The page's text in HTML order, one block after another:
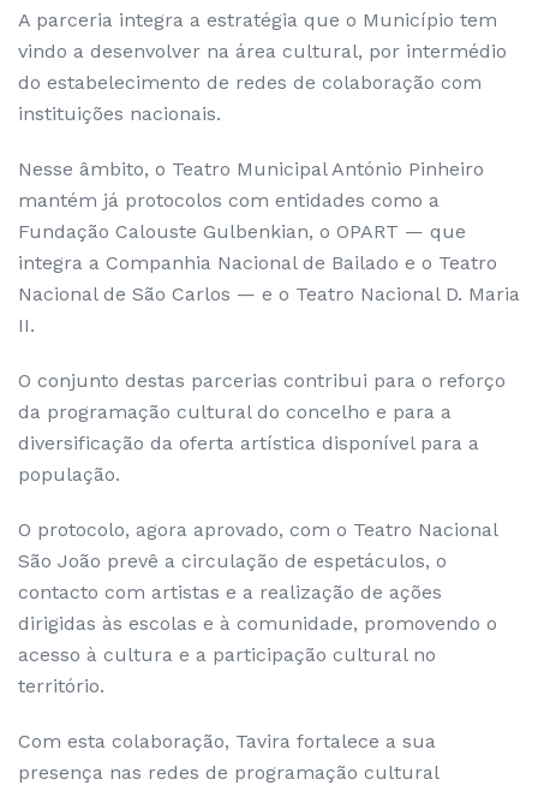
A parceria integra a estratégia que o Município tem
vindo a desenvolver na área cultural, por intermédio
do estabelecimento de redes de colaboração com
instituições nacionais.
Nesse âmbito, o Teatro Municipal António Pinheiro
mantém já protocolos com entidades como a
Fundação Calouste Gulbenkian, o OPART — que
integra a Companhia Nacional de Bailado e o Teatro
Nacional de São Carlos — e o Teatro Nacional D. Maria
II.
O conjunto destas parcerias contribui para o reforço
da programação cultural do concelho e para a
diversificação da oferta artística disponível para a
população.
O protocolo, agora aprovado, com o Teatro Nacional
São João prevê a circulação de espetáculos, o
contacto com artistas e a realização de ações
dirigidas às escolas e à comunidade, promovendo o
acesso à cultura e a participação cultural no
território.
Com esta colaboração, Tavira fortalece a sua
presença nas redes de programação cultural